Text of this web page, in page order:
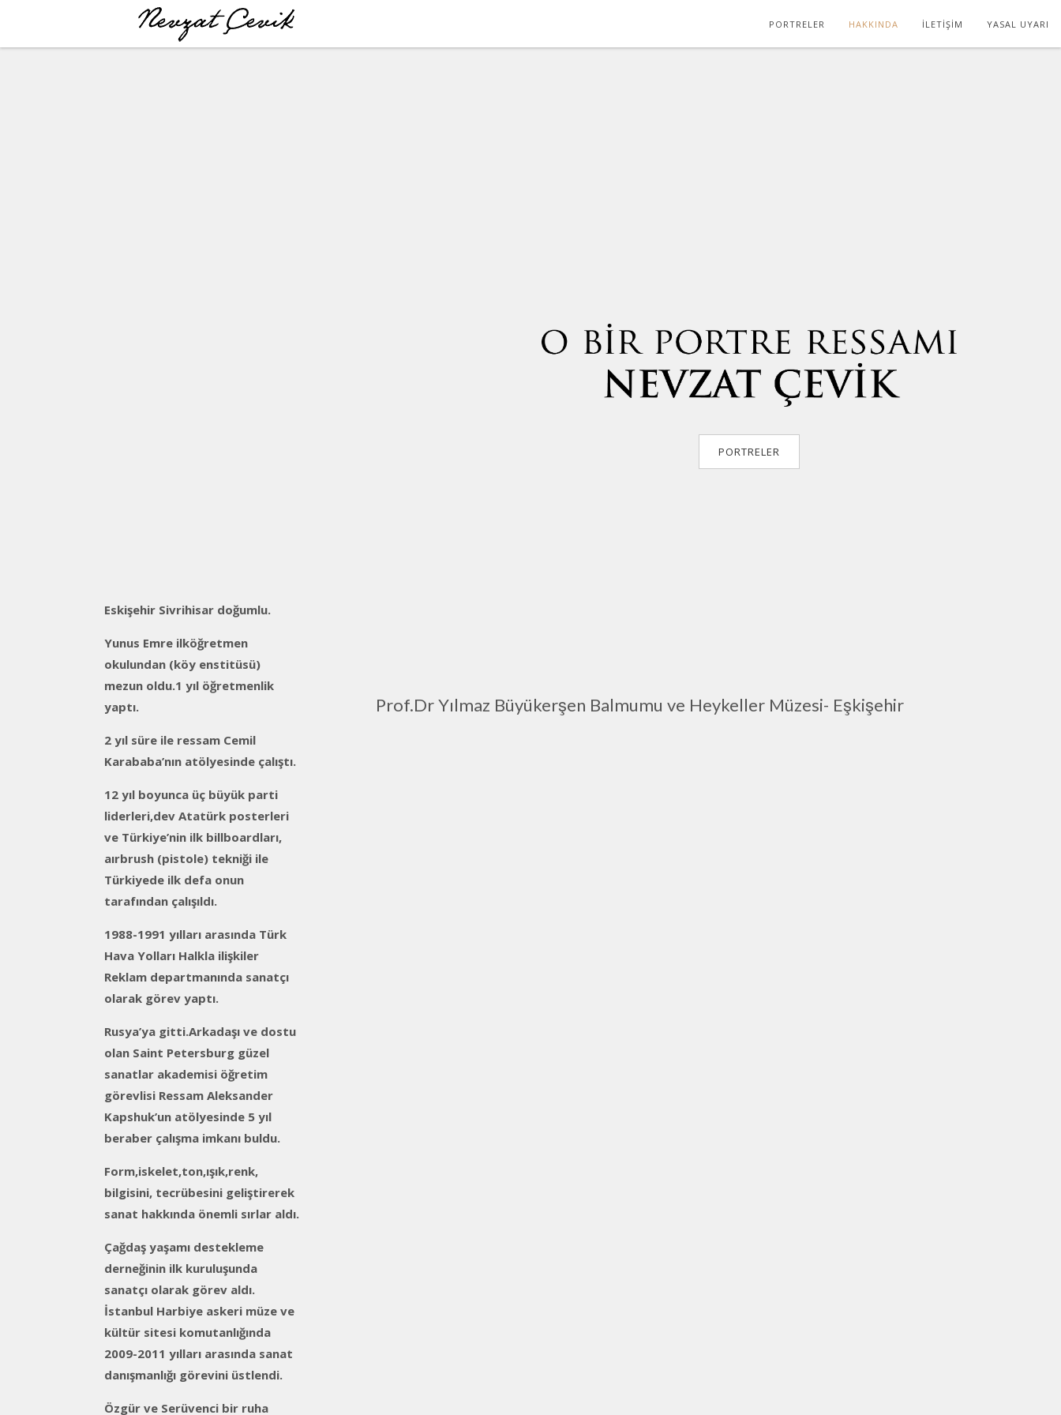
PORTRELER HAKKINDA İLETIŞIM YASAL UYARI
PORTRELER
Eskişehir Sivrihisar doğumlu.
Yunus Emre ilköğretmen
okulundan (köy enstitüsü)
mezun oldu.1 yıl öğretmenlik
yaptı.
2 yıl süre ile ressam Cemil
Karababa’nın atölyesinde çalıştı.
12 yıl boyunca üç büyük parti
liderleri,dev Atatürk posterleri
ve Türkiye’nin ilk billboardları,
aırbrush (pistole) tekniği ile
Türkiyede ilk defa onun
tarafından çalışıldı.
1988-1991 yılları arasında Türk
Hava Yolları Halkla ilişkiler
Reklam departmanında sanatçı
olarak görev yaptı.
Rusya’ya gitti.Arkadaşı ve dostu
olan Saint Petersburg güzel
sanatlar akademisi öğretim
görevlisi Ressam Aleksander
Kapshuk’un atölyesinde 5 yıl
beraber çalışma imkanı buldu.
Form,iskelet,ton,ışık,renk,
bilgisini, tecrübesini geliştirerek
sanat hakkında önemli sırlar aldı.
Çağdaş yaşamı destekleme
derneğinin ilk kuruluşunda
sanatçı olarak görev aldı.
İstanbul Harbiye askeri müze ve
kültür sitesi komutanlığında
2009-2011 yılları arasında sanat
danışmanlığı görevini üstlendi.
Özgür ve Serüvenci bir ruha
Prof.Dr Yılmaz Büyükerşen Balmumu ve Heykeller Müzesi- Eşkişehir